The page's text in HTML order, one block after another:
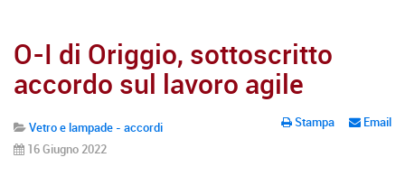
O-I di Origgio, sottoscritto
accordo sul lavoro agile
Stampa Email
Vetro e lampade - accordi
16 Giugno 2022